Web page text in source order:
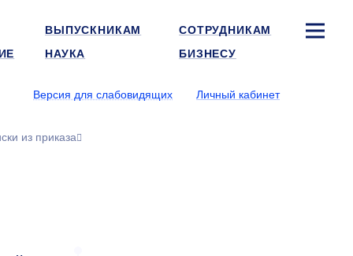
ВЫПУСКНИКАМ
СОТРУДНИКАМ
НАУКА БИЗНЕСУ
Версия для слабовидящих Личный кабинет
из приказа